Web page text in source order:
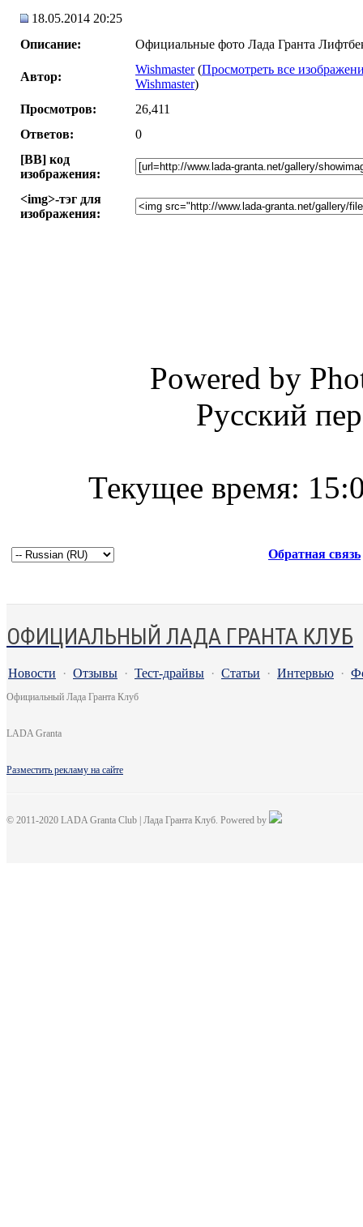
18.05.2014 20:25
Описание:
Официальные фото Лада Гранта
Автор:
Wishmaster (Просмотреть все
Wishmaster)
Просмотров:
26,411
Ответов:
0
[BB] код
изображения:
<img>-тэг для
изображения:
Powered by
Русский
Текущее время:
Обратная связь
ОФИЦИАЛЬНЫЙ ЛАДА ГРАНТА КЛУБ
Новости · Отзывы · Тест-драйвы · Статьи · Интервью ·
Официальный Лада Гранта Клуб
LADA Granta
Разместить рекламу на сайте
© 2011-2020 LADA Granta Club | Лада Гранта Клуб. Powered by